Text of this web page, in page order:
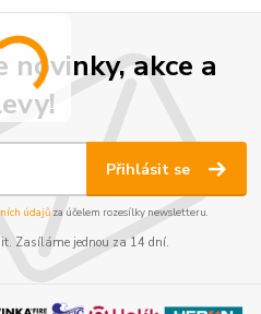
novinky, akce a
Přihlásit se
údajůza účelem rozesílky newsletteru.
Zasíláme jednou za 14 dní.